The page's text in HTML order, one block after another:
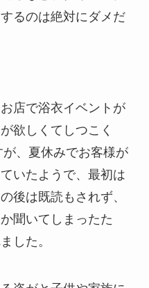
るのは絶対にダメだ
店で浴衣イベントが
欲しくてしつこく
、夏休みでお客様が
いたようで、最初は
後は既読もされず、
聞いてしまったた
した。